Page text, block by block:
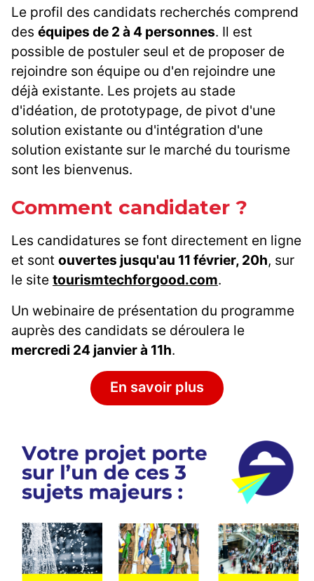
Le profil des candidats recherchés comprend
des équipes de 2 à 4 personnes. Il est
possible de postuler seul et de proposer de
rejoindre son équipe ou d'en rejoindre une
déjà existante. Les projets au stade
d'idéation, de prototypage, de pivot d'une
solution existante ou d'intégration d'une
solution existante sur le marché du tourisme
sont les bienvenus.
Comment candidater ?
Les candidatures se font directement en ligne
et sont ouvertes jusqu'au 11 février, 20h, sur
le site tourismtechforgood.com.
Un webinaire de présentation du programme
auprès des candidats se déroulera le
mercredi 24 janvier à 11h.
En savoir plus